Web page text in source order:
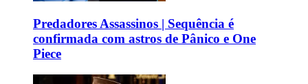
Predadores Assassinos | Sequência é
confirmada com astros de Pânico e One
Piece